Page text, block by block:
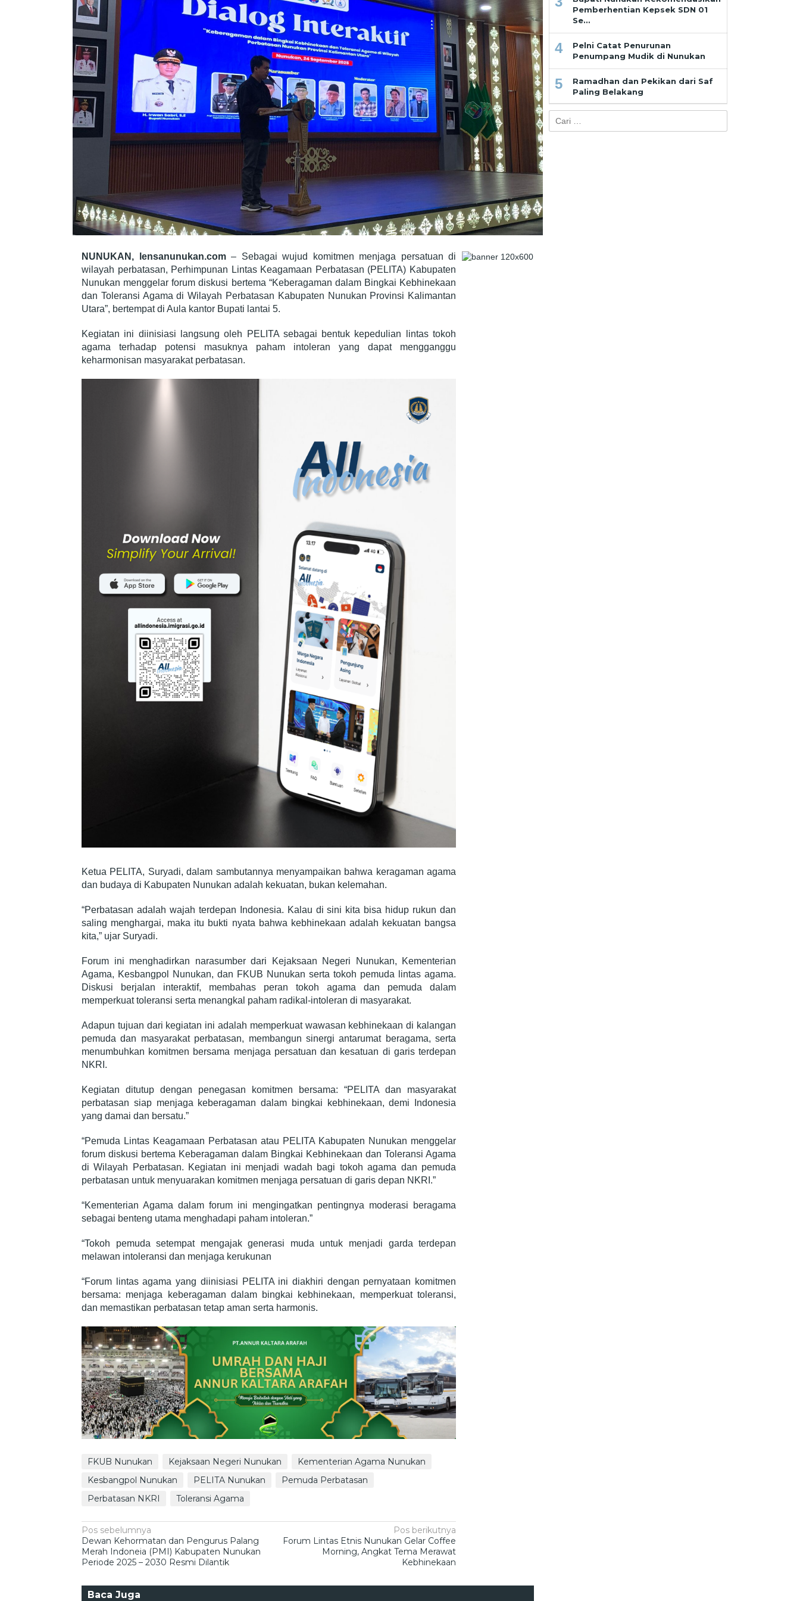
NUNUKAN, lensanunukan.com– Sebagai wujud komitmen menjaga persatuan di
wilayah perbatasan, Perhimpunan Lintas Keagamaan Perbatasan (PELITA) Kabupaten
Nunukan menggelar forum diskusi bertema “Keberagaman dalam Bingkai Kebhinekaan
dan Toleransi Agama di Wilayah Perbatasan Kabupaten Nunukan Provinsi Kalimantan
Utara”, bertempat di Aula kantor Bupati lantai 5.
Kegiatan ini diinisiasi langsung oleh PELITA sebagai bentuk kepedulian lintas tokoh
agama terhadap potensi masuknya paham intoleran yang dapat mengganggu
keharmonisan masyarakat perbatasan.
Ketua PELITA, Suryadi, dalam sambutannya menyampaikan bahwa keragaman agama
dan budaya di Kabupaten Nunukan adalah kekuatan, bukan kelemahan.
“Perbatasan adalah wajah terdepan Indonesia. Kalau di sini kita bisa hidup rukun dan
saling menghargai, maka itu bukti nyata bahwa kebhinekaan adalah kekuatan bangsa
kita,” ujar Suryadi.
Forum ini menghadirkan narasumber dari Kejaksaan Negeri Nunukan, Kementerian
Agama, Kesbangpol Nunukan, dan FKUB Nunukan serta tokoh pemuda lintas agama.
Diskusi berjalan interaktif, membahas peran tokoh agama dan pemuda dalam
memperkuat toleransi serta menangkal paham radikal-intoleran di masyarakat.
Adapun tujuan dari kegiatan ini adalah memperkuat wawasan kebhinekaan di kalangan
pemuda dan masyarakat perbatasan, membangun sinergi antarumat beragama, serta
menumbuhkan komitmen bersama menjaga persatuan dan kesatuan di garis terdepan
NKRI.
Kegiatan ditutup dengan penegasan komitmen bersama: “PELITA dan masyarakat
perbatasan siap menjaga keberagaman dalam bingkai kebhinekaan, demi Indonesia
yang damai dan bersatu.”
“Pemuda Lintas Keagamaan Perbatasan atau PELITA Kabupaten Nunukan menggelar
forum diskusi bertema Keberagaman dalam Bingkai Kebhinekaan dan Toleransi Agama
di Wilayah Perbatasan. Kegiatan ini menjadi wadah bagi tokoh agama dan pemuda
perbatasan untuk menyuarakan komitmen menjaga persatuan di garis depan NKRI.”
“Kementerian Agama dalam forum ini mengingatkan pentingnya moderasi beragama
sebagai benteng utama menghadapi paham intoleran.”
“Tokoh pemuda setempat mengajak generasi muda untuk menjadi garda terdepan
melawan intoleransi dan menjaga kerukunan
“Forum lintas agama yang diinisiasi PELITA ini diakhiri dengan pernyataan komitmen
bersama: menjaga keberagaman dalam bingkai kebhinekaan, memperkuat toleransi,
dan memastikan perbatasan tetap aman serta harmonis.
FKUB Nunukan Kejaksaan Negeri Nunukan
Kementerian Agama Nunukan
Kesbangpol Nunukan
PELITA Nunukan
Pemuda Perbatasan
Perbatasan NKRI
Toleransi Agama
Navigasi
pos
Pos sebelumnya
Dewan Kehormatan dan Pengurus Palang
Merah Indoneia (PMI) Kabupaten Nunukan
Periode 2025 – 2030 Resmi Dilantik
Pos berikutnya
Forum Lintas Etnis Nunukan Gelar Coffee
Morning, Angkat Tema Merawat
Kebhinekaan
Baca Juga
Pemberhentian Kepsek SDN 01
Se…
4
Pelni Catat Penurunan
Penumpang Mudik di Nunukan
5
Ramadhan dan Pekikan dari Saf
Paling Belakang
untuk: